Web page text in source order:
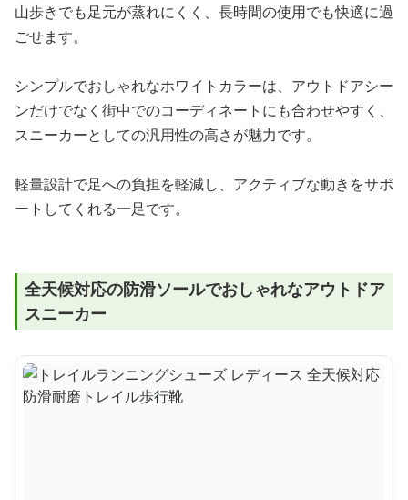
山歩きでも足元が蒸れにくく、長時間の使用でも快適に過
ごせます。
シンプルでおしゃれなホワイトカラーは、アウトドアシー
ンだけでなく街中でのコーディネートにも合わせやすく、
スニーカーとしての汎用性の高さが魅力です。
軽量設計で足への負担を軽減し、アクティブな動きをサポ
ートしてくれる一足です。
全天候対応の防滑ソールでおしゃれなアウトドア
スニーカー